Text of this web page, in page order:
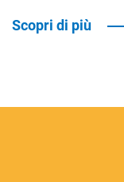
Scopri di più